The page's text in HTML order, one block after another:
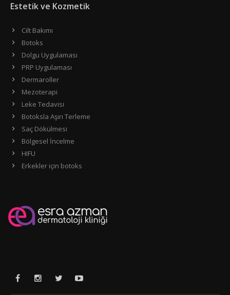
Estetik ve Kozmetik
Cilt Bakımı
Botoks
Dolgu Uygulaması
PRP Uygulaması
Dermaroller
Mezoterapi
Leke Tedavisi
Botoksla Aşırı Terleme
Saç Dökülmesi
Bölgesel İncelme
HIFU
Erkekler için botoks